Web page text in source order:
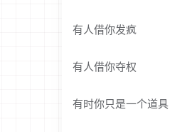
有人借你发疯
有人借你夺权
有时你只是一个道具